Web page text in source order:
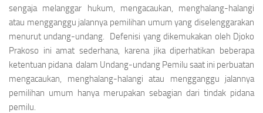
sengaja melanggar hukum, mengacaukan, menghalang-halangi
atau mengganggu jalannya pemilihan umum yang diselenggarakan
menurut undang-undang. Defenisi yang dikemukakan oleh Djoko
Prakoso ini amat sederhana, karena jika diperhatikan beberapa
ketentuan pidana dalam Undang-undang Pemilu saat ini perbuatan
mengacaukan, menghalang-halangi atau mengganggu jalannya
pemilihan umum hanya merupakan sebagian dari tindak pidana
pemilu.